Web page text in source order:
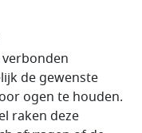
de gewenste
ogen te houden.
raken deze